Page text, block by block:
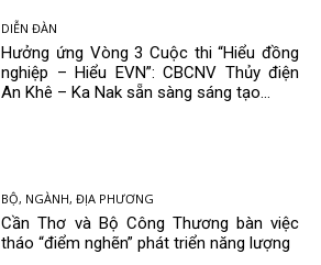
DIỄN ĐÀN
Hưởng ứng Vòng 3 Cuộc thi “Hiểu đồng
nghiệp – Hiểu EVN”: CBCNV Thủy điện
An Khê – Ka Nak sẵn sàng sáng tạo...
BỘ, NGÀNH, ĐỊA PHƯƠNG
Cần Thơ và Bộ Công Thương bàn việc
tháo “điểm nghẽn” phát triển năng lượng